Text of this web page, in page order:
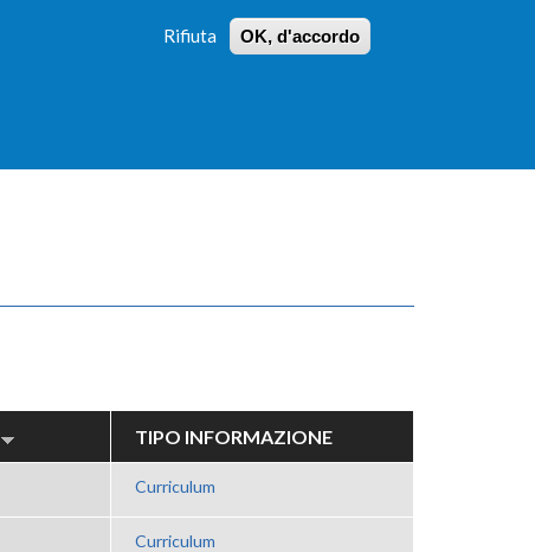
Rifiuta OK, d'accordo
RICERCA
TIPO INFORMAZIONE
Curriculum
Curriculum